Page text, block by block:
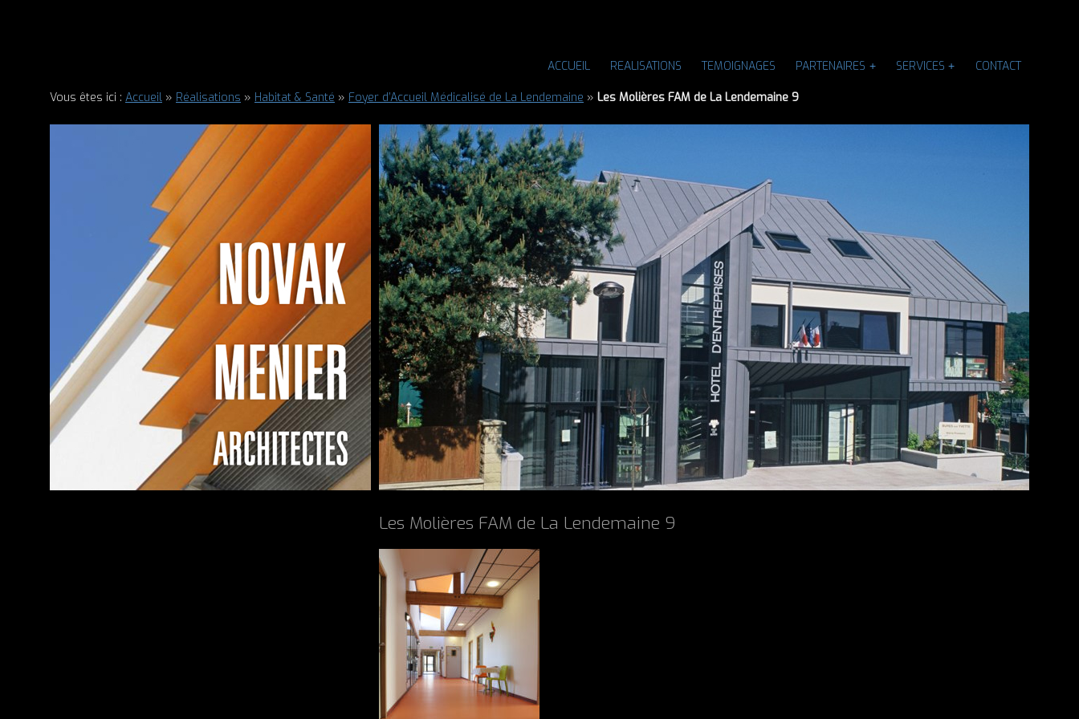
ACCUEIL REALISATIONS TEMOIGNAGES PARTENAIRES SERVICES CONTACT
Vous êtes ici : Accueil » Réalisations » Habitat & Santé » Foyer d’Accueil Médicalisé de La Lendemaine » Les Molières FAM de La Lendemaine 9
Les Molières FAM de La Lendemaine 9